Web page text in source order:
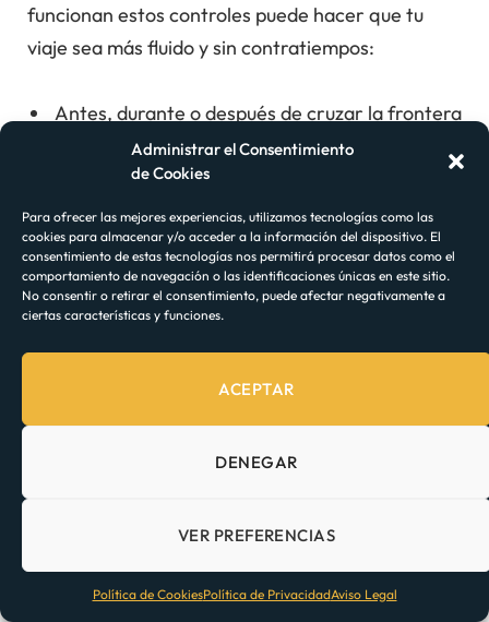
Administrar el Consentimiento
de Cookies
Para ofrecer las mejores experiencias, utilizamos tecnologías como las
cookies para almacenar y/o acceder a la información del dispositivo. El
consentimiento de estas tecnologías nos permitirá procesar datos como el
comportamiento de navegación o las identificaciones únicas en este sitio.
No consentir o retirar el consentimiento, puede afectar negativamente a
ciertas características y funciones.
ACEPTAR
DENEGAR
VER PREFERENCIAS
Política de CookiesPolítica de PrivacidadAviso Legal
funcionan estos controles puede hacer que tu
viaje sea más fluido y sin contratiempos:
Antes, durante o después de cruzar la frontera
terrestre entre España y Portugal, es muy
probable que los trenes puedan detenerse en
estaciones designadas para realizar controles
migratorios.
Losdocumentos que te solicitarán
incluyen el
una tarjeta de embarque o un billete de tren
Estos controles fronterizos se realizan para
verificar tu identidad y corroborar que